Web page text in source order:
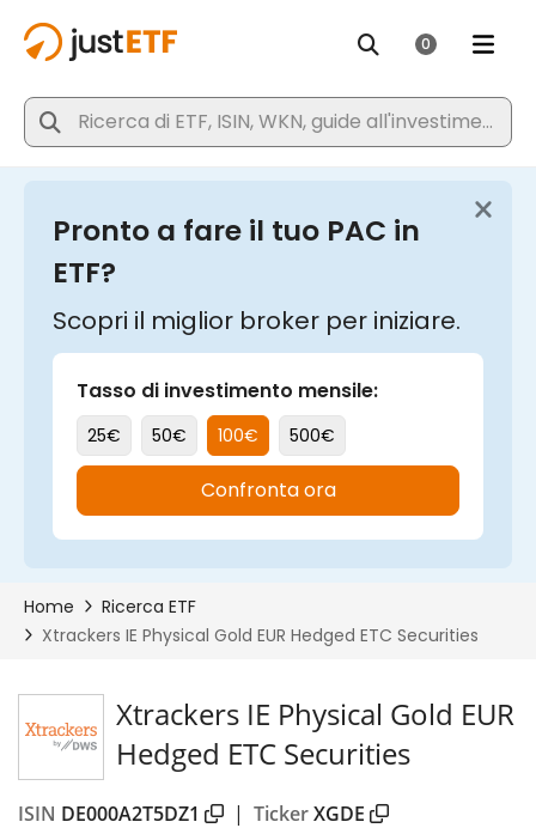
Xtrackers IE Physical Gold EUR
Hedged ETC Securities
ISIN DE000A2T5DZ1 | TickerXGDE